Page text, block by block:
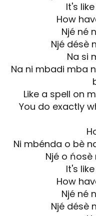
It's
How
Njé né
Njé désè
Na si
Na ni mbadi mba
Like a spell on
You do exactly
Ni mbénda o bè
Njé o
It's
How
Njé né
Njé désè